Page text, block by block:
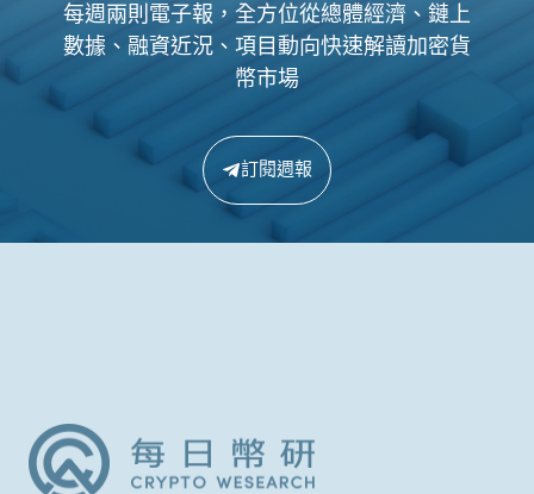
每週兩則電子報，全方位從總體經濟、鏈上
數據、融資近況、項目動向快速解讀加密貨
幣市場
訂閱週報